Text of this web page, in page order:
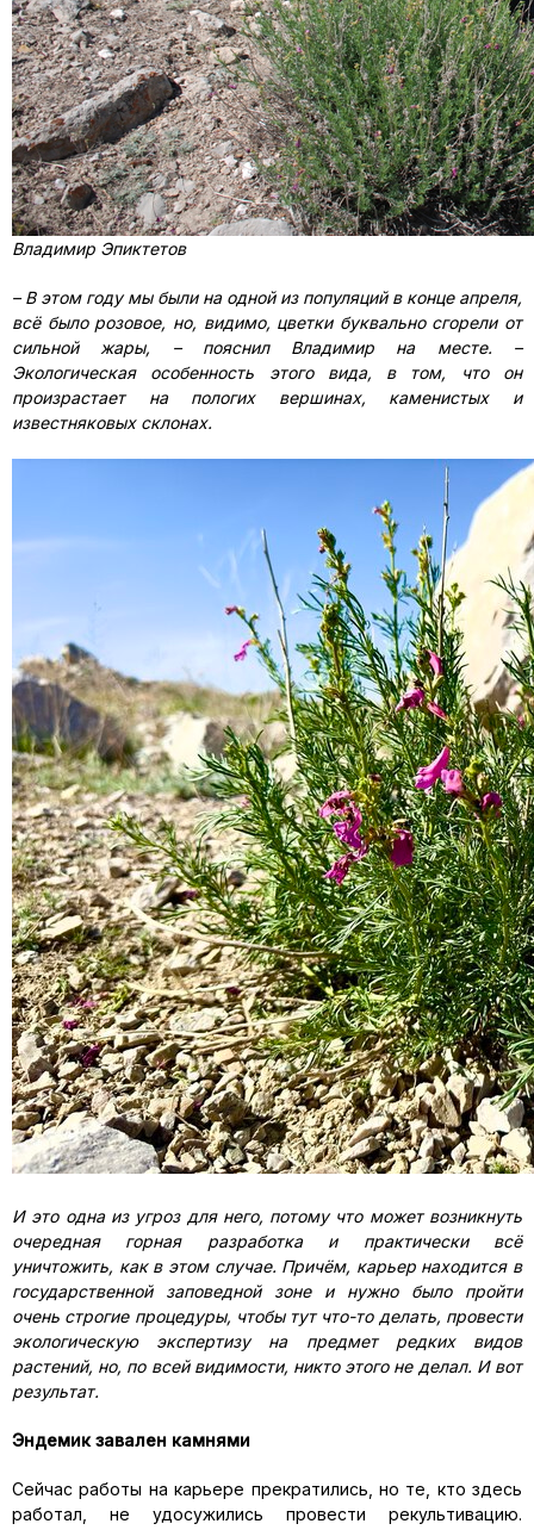
Владимир Эпиктетов
– В этом году мы были на одной из популяций в конце апреля,
всё было розовое, но, видимо, цветки буквально сгорели от
сильной жары, – пояснил Владимир на месте. –
Экологическая особенность этого вида, в том, что он
произрастает на пологих вершинах, каменистых и
известняковых склонах.
И это одна из угроз для него, потому что может возникнуть
очередная горная разработка и практически всё
уничтожить, как в этом случае. Причём, карьер находится в
государственной заповедной зоне и нужно было пройти
очень строгие процедуры, чтобы тут что-то делать, провести
экологическую экспертизу на предмет редких видов
растений, но, по всей видимости, никто этого не делал. И вот
результат.
Эндемик завален камнями
Сейчас работы на карьере прекратились, но те, кто здесь
работал, не удосужились провести рекультивацию.